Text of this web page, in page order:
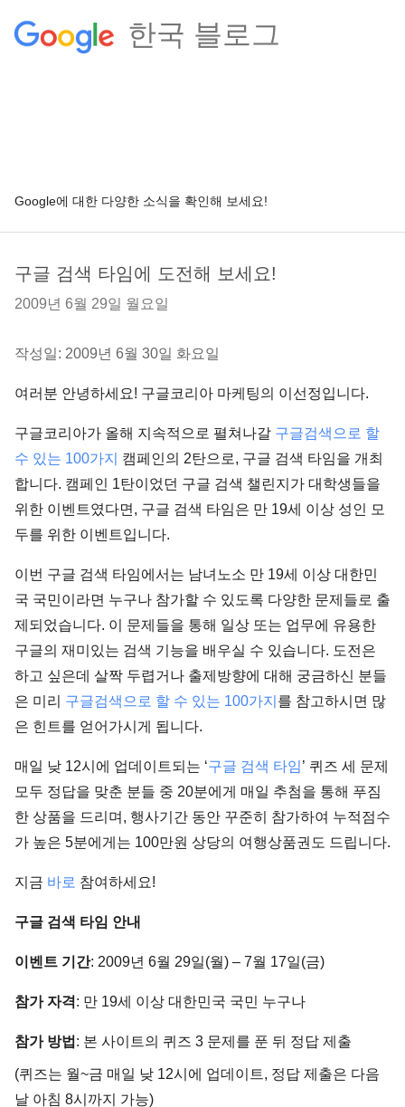
한국 블로그
Google에 대한 다양한 소식을 확인해 보세요!
구글 검색 타임에 도전해 보세요!
2009년 6월 29일 월요일
작성일: 2009년 6월 30일 화요일
여러분 안녕하세요! 구글코리아 마케팅의 이선정입니다.
구글코리아가 올해 지속적으로 펼쳐나갈 구글검색으로 할
수 있는 100가지 캠페인의 2탄으로, 구글 검색 타임을 개최
합니다. 캠페인 1탄이었던 구글 검색 챌린지가 대학생들을
위한 이벤트였다면, 구글 검색 타임은 만 19세 이상 성인 모
두를 위한 이벤트입니다.
이번 구글 검색 타임에서는 남녀노소 만 19세 이상 대한민
국 국민이라면 누구나 참가할 수 있도록 다양한 문제들로 출
제되었습니다. 이 문제들을 통해 일상 또는 업무에 유용한
구글의 재미있는 검색 기능을 배우실 수 있습니다. 도전은
하고 싶은데 살짝 두렵거나 출제방향에 대해 궁금하신 분들
은 미리 구글검색으로 할 수 있는 100가지 를 참고하시면 많
은 힌트를 얻어가시게 됩니다.
매일 낮 12시에 업데이트되는 ‘구글 검색 타임’ 퀴즈 세 문제
모두 정답을 맞춘 분들 중 20분에게 매일 추첨을 통해 푸짐
한 상품을 드리며, 행사기간 동안 꾸준히 참가하여 누적점수
가 높은 5분에게는 100만원 상당의 여행상품권도 드립니다.
지금 바로 참여하세요!
구글 검색 타임 안내
이벤트 기간: 2009년 6월 29일(월) – 7월 17일(금)
참가 자격: 만 19세 이상 대한민국 국민 누구나
참가 방법 : 본 사이트의 퀴즈 3 문제를 푼 뒤 정답 제출
(퀴즈는 월~금 매일 낮 12시에 업데이트, 정답 제출은 다음
날 아침 8시까지 가능)